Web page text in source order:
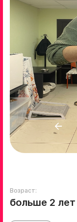
Возраст:
больше 2 лет